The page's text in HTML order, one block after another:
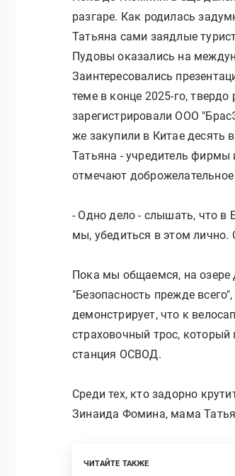
разгаре. Как родилась
Татьяна сами заядлые
Пудовы оказались на
Заинтересовались
теме в конце 2025-го,
зарегистрировали ООО
же закупили в Китае десять
Татьяна - учредитель фирмы
отмечают
- Одно дело - слышать, что в
мы, убедиться в этом лично.
Пока мы общаемся, на озере
"Безопасность прежде
демонстрирует, что к
страховочный трос, который
станция ОСВОД.
Среди тех, кто задорно
Зинаида Фомина, мама
ЧИТАЙТЕ ТАКЖЕ